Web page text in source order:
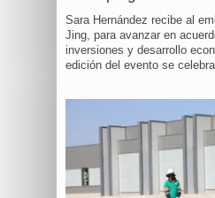
Sara Hernández recibe al
Jing, para avanzar en
inversiones y desarrollo
edición del evento se